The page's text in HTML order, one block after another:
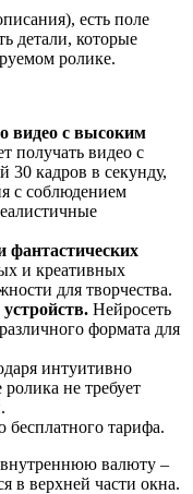
есть поле
детали, которые
ролике.
видео с высоким
получать видео с
30 кадров в секунду,
с соблюдением
фантастических
и креативных
для творчества.
Нейросеть
формата для
интуитивно
не требует
бесплатного тарифа.
внутреннюю валюту –
в верхней части окна.